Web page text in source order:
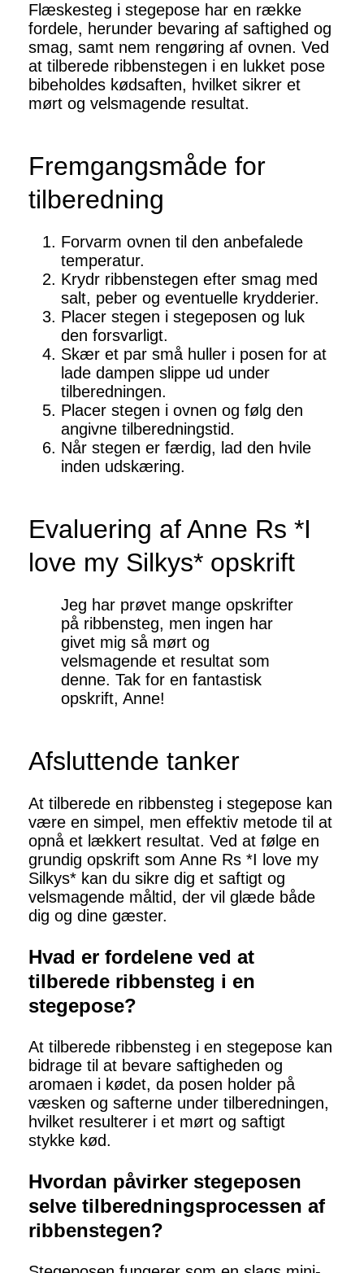
Flæskesteg i stegepose har en række
fordele, herunder bevaring af saftighed og
smag, samt nem rengøring af ovnen. Ved
at tilberede ribbenstegen i en lukket pose
bibeholdes kødsaften, hvilket sikrer et
mørt og velsmagende resultat.
Fremgangsmåde for
tilberedning
Forvarm ovnen til den anbefalede
temperatur.
Krydr ribbenstegen efter smag med
salt, peber og eventuelle krydderier.
Placer stegen i stegeposen og luk
den forsvarligt.
Skær et par små huller i posen for at
lade dampen slippe ud under
tilberedningen.
Placer stegen i ovnen og følg den
angivne tilberedningstid.
Når stegen er færdig, lad den hvile
inden udskæring.
Evaluering af Anne Rs *I
love my Silkys* opskrift
Jeg har prøvet mange opskrifter
på ribbensteg, men ingen har
givet mig så mørt og
velsmagende et resultat som
denne. Tak for en fantastisk
opskrift, Anne!
Afsluttende tanker
At tilberede en ribbensteg i stegepose kan
være en simpel, men effektiv metode til at
opnå et lækkert resultat. Ved at følge en
grundig opskrift som Anne Rs *I love my
Silkys* kan du sikre dig et saftigt og
velsmagende måltid, der vil glæde både
dig og dine gæster.
Hvad er fordelene ved at
tilberede ribbensteg i en
stegepose?
At tilberede ribbensteg i en stegepose kan
bidrage til at bevare saftigheden og
aromaen i kødet, da posen holder på
væsken og safterne under tilberedningen,
hvilket resulterer i et mørt og saftigt
stykke kød.
Hvordan påvirker stegeposen
selve tilberedningsprocessen af
ribbenstegen?